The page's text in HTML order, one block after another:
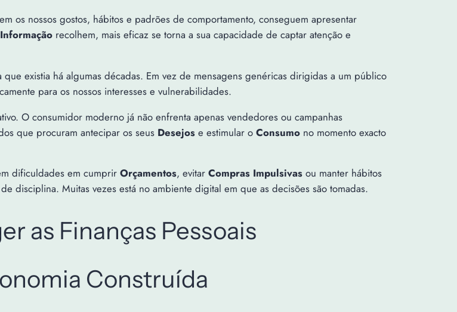
os nossos gostos, hábitos e padrões de comportamento, conseguem apresentar
Informação recolhem, mais eficaz se torna a sua capacidade de captar atenção e
existia há algumas décadas. Em vez de mensagens genéricas dirigidas a um público
para os nossos interesses e vulnerabilidades.
O consumidor moderno já não enfrenta apenas vendedores ou campanhas
que procuram antecipar os seus Desejos e estimular o Consumo no momento exacto
dificuldades em cumprir Orçamentos, evitar Compras Impulsivas ou manter hábitos
disciplina. Muitas vezes está no ambiente digital em que as decisões são tomadas.
as Finanças Pessoais
Construída